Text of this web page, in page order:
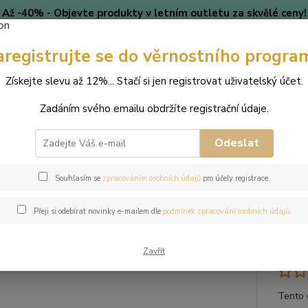
Až -40% - Objevte produkty v letním outletu za skvělé ceny!
🎄 VÁNOCE Blog
(Po-
Náramky Náramek z přírodních kamenů a perly Swarovski -
z přírodních kamenů a
Tento
se do věrnostního
Získejte slevu až 12%... Stačí si jen registrovat uživatelský účet.
Zadáním svého emailu obdržíte registrační údaje.
Odeslat
Souhlasím se zpracováním osobních údajůpro účely registrace.
Přeji si odebírat novinky e-mailem dle podmínek zpracování osobních údajů.
Zavřít